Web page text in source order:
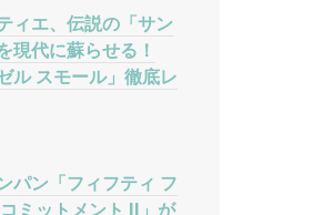
ィエ、伝説の「サン
現代に蘇らせる！
ル スモール」徹底レ
パン「フィフティ フ
ミットメント II」が